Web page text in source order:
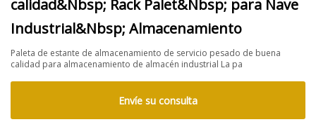
calidad&Nbsp; Rack Palet&Nbsp; para Nave
Industrial&Nbsp; Almacenamiento
Paleta de estante de almacenamiento de servicio pesado de buena
calidad para almacenamiento de almacén industrial La pa
Envíe su consulta